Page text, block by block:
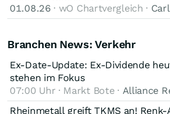
01.08.26 · wO Chartvergleich ·
Branchen News: Verkehr
Ex-Date-Update: Ex-Dividende
stehen im Fokus
07:00 Uhr · Markt Bote · Alliance
Rheinmetall greift TKMS an!